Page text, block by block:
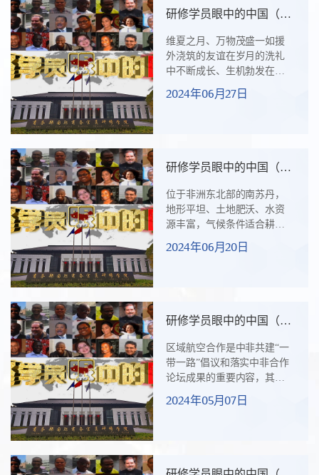
土地。异国他乡，时差未
适，环境不熟，阿尔乔姆在
研修班破冰活动时“姗姗来
迟”。自我介绍环节，阿尔乔
姆“压轴”出场，法律专业出身
的英语更是“征服”全场。毕业
研修学员眼中的中国（三
殊“援”份
维夏之月、万物茂盛一如援
外浇筑的友谊在岁月的洗礼
中不断成长、生机勃发在这
绚烂的季节我们见证了一段
特殊的“援”份西语国家机械行
玻利维亚风光旖旎的厄瓜多
尔、多元文化的赤道几内亚
独立肆意的洪都拉斯、精致
复古的哥斯达黎加热情洋溢
的哥伦比亚、开放包容的巴
成了这段独一无二的“援”份一
2024年06月27日
研修学员眼中的中国（三
们学习和借鉴
位于非洲东北部的南苏丹，
地形平坦、土地肥沃、水资
源丰富，气候条件适合耕种
多种经济作物，有潜力发展
成为区域性重要农业中心。
量低，50%食物无法自给，粮
食安全和“三农”问题突出。近
年来，南苏丹政府正致力于
完善农业发展政策、逐步改
善农业基础设施，提出了扩
先进技术提高农业产量战略
2024年06月20日
研修学员眼中的中国（三
航线，共谱航空援外新篇
章
区域航空合作是中非共建“一
带一路”倡议和落实中非合作
论坛成果的重要内容，其中
能力建设是中非区域航空合
作的重要组成部分。2024年4
塞俄比亚、塞拉利昂、坦桑
2024年05月07日